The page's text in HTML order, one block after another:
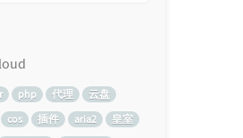
php 代理
云盘
cos 插件 aria2
皇室